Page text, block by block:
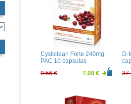
Cysticlean Forte 240mg
PAC 10 capsulas
9.56 €
7.08 €
D-